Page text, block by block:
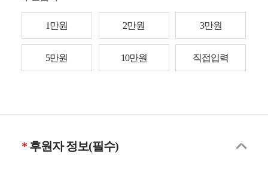
1만원 2만원 3만원
5만원 10만원 직접입력
후원자 정보(필수)